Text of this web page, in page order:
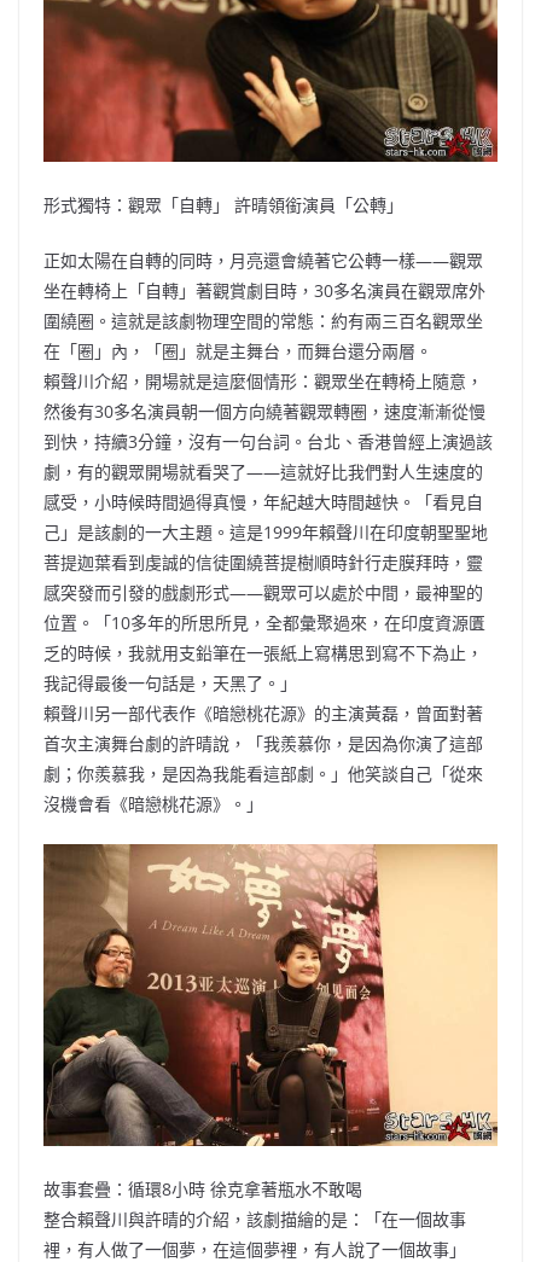
形式獨特：觀眾「自轉」 許晴領銜演員「公轉」
正如太陽在自轉的同時，月亮還會繞著它公轉一樣——觀眾
坐在轉椅上「自轉」著觀賞劇目時，30多名演員在觀眾席外
圍繞圈。這就是該劇物理空間的常態：約有兩三百名觀眾坐
在「圈」內，「圈」就是主舞台，而舞台還分兩層。
賴聲川介紹，開場就是這麼個情形：觀眾坐在轉椅上隨意，
然後有30多名演員朝一個方向繞著觀眾轉圈，速度漸漸從慢
到快，持續3分鐘，沒有一句台詞。台北、香港曾經上演過該
劇，有的觀眾開場就看哭了——這就好比我們對人生速度的
感受，小時候時間過得真慢，年紀越大時間越快。「看見自
己」是該劇的一大主題。這是1999年賴聲川在印度朝聖聖地
菩提迦葉看到虔誠的信徒圍繞菩提樹順時針行走膜拜時，靈
感突發而引發的戲劇形式——觀眾可以處於中間，最神聖的
位置。「10多年的所思所見，全都彙聚過來，在印度資源匱
乏的時候，我就用支鉛筆在一張紙上寫構思到寫不下為止，
我記得最後一句話是，天黑了。」
賴聲川另一部代表作《暗戀桃花源》的主演黃磊，曾面對著
首次主演舞台劇的許晴說，「我羨慕你，是因為你演了這部
劇；你羨慕我，是因為我能看這部劇。」他笑談自己「從來
沒機會看《暗戀桃花源》。」
故事套疊：循環8小時 徐克拿著瓶水不敢喝
整合賴聲川與許晴的介紹，該劇描繪的是：「在一個故事
裡，有人做了一個夢，在這個夢裡，有人說了一個故事」